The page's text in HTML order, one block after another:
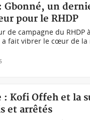
un
pour le RHDP
de campagne du RHDP
a fait vibrer le cœur de
: Kofi Offeh et la
et arrêtés